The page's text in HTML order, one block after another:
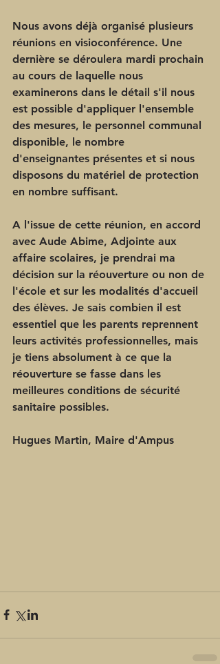
Nous avons déjà organisé plusieurs
réunions en visioconférence. Une
dernière se déroulera mardi prochain
au cours de laquelle nous
examinerons dans le détail s'il nous
est possible d'appliquer l'ensemble
des mesures, le personnel communal
disponible, le nombre
d'enseignantes présentes et si nous
disposons du matériel de protection
en nombre suffisant.
A l'issue de cette réunion, en accord
avec Aude Abime, Adjointe aux
affaire scolaires, je prendrai ma
décision sur la réouverture ou non de
l'école et sur les modalités d'accueil
des élèves. Je sais combien il est
essentiel que les parents reprennent
leurs activités professionnelles, mais
je tiens absolument à ce que la
réouverture se fasse dans les
meilleures conditions de sécurité
sanitaire possibles.
Hugues Martin, Maire d'Ampus